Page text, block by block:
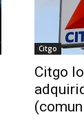
Citgo
Citgo